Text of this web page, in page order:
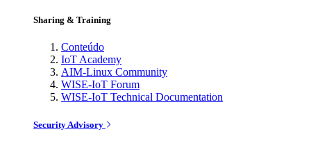
Sharing & Training
Conteúdo
IoT Academy
AIM-Linux Community
WISE-IoT Forum
WISE-IoT Technical Documentation
Security Advisory